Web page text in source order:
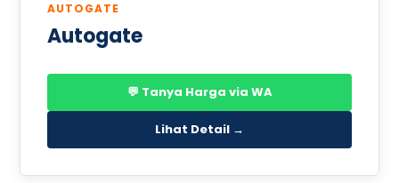
AUTOGATE
Autogate
💬 Tanya Harga via WA
Lihat Detail →